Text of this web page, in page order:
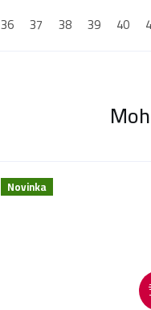
47 48
36 37 38 39 40
Novinka